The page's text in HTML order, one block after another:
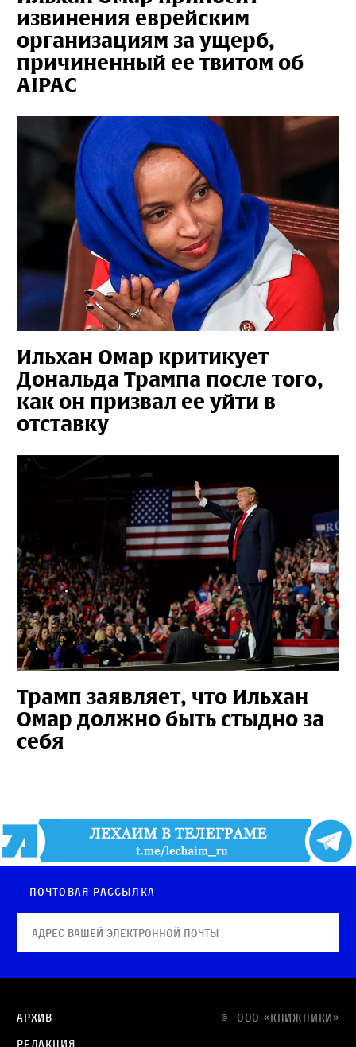
извинения еврейским
организациям за ущерб,
причиненный ее твитом об
AIPAC
Ильхан Омар критикует
Дональда Трампа после того,
как он призвал ее уйти в
отставку
Трамп заявляет, что Ильхан
Омар должно быть стыдно за
себя
Почтовая рассылка
© OOO «КНИЖНИКИ»
Архив
Редакция